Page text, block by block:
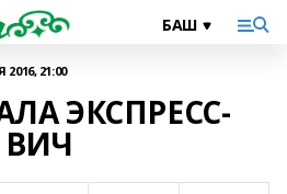
21:00
ЭКСПРЕСС-